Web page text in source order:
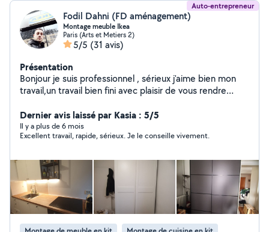
Auto-entrepreneur
Fodil Dahni (FD aménagement)
Montage meuble Ikea
Paris (Arts et Metiers 2)
5/5 (31 avis)
Présentation
Bonjour je suis professionnel , sérieux j'aime bien mon
travail,un travail bien fini avec plaisir de vous rendre
Dernier avis laissé par Kasia : 5/5
Il y a plus de 6 mois
Excellent travail, rapide, sérieux. Je le conseille vivement.